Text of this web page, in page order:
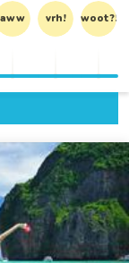
aww vrh! woot?!